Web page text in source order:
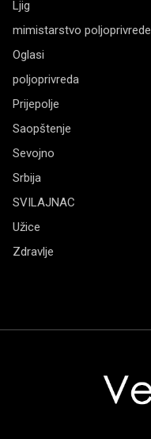
Ljig
mimistarstvo poljoprivrede
Oglasi
poljoprivreda
Prijepolje
Saopštenje
Sevojno
Srbija
SVILAJNAC
Užice
Zdravlje